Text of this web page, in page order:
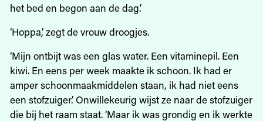
het bed en begon aan de dag.’
‘Hoppa,’ zegt de vrouw droogjes.
‘Mijn ontbijt was een glas water. Een vitaminepil. Een
kiwi. En eens per week maakte ik schoon. Ik had er
amper schoonmaakmiddelen staan, ik had niet eens
een stofzuiger.’ Onwillekeurig wijst ze naar de stofzuiger
die bij het raam staat. ‘Maar ik was grondig en ik werkte